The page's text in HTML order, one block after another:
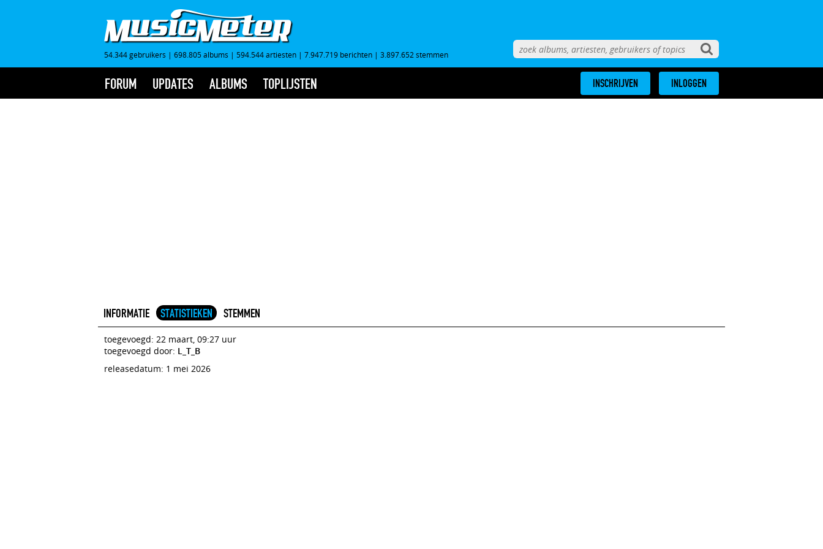
54.344 gebruikers | 698.805 albums | 594.544 artiesten | 7.947.719 berichten | 3.897.652 stemmen
FORUM UPDATES ALBUMS TOPLIJSTEN INSCHRIJVEN INLOGGEN
INFORMATIE STATISTIEKEN STEMMEN
toegevoegd: 22 maart, 09:27 uur
toegevoegd door: L_T_B
releasedatum: 1 mei 2026